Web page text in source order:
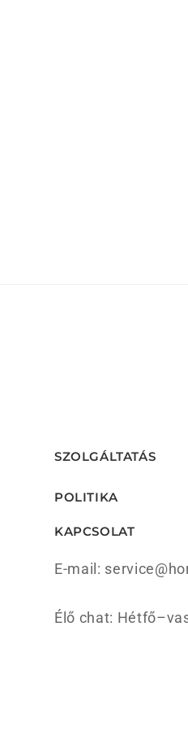
SZOLGÁLTATÁS
POLITIKA
KAPCSOLAT
E-mail:
Élő chat: